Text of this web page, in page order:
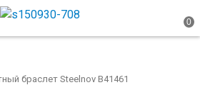
браслет Steelnov B41461